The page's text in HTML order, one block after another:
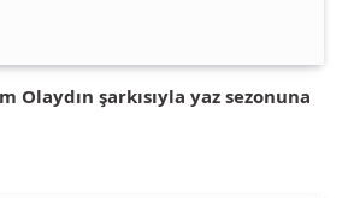
Olaydın şarkısıyla yaz sezonuna